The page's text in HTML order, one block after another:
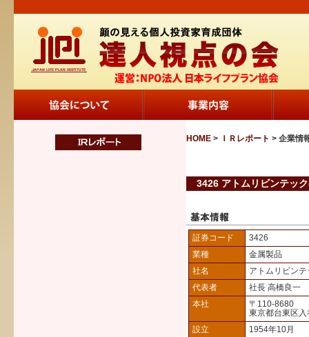
HOME > ＩＲレポート > 企業情
3426 アトムリビンテッ
証券コード
3426
業種
金属製品
社名
アトムリビン
代表者
社長 高橋良一
本社
〒110-8680
東京都台東区
設立
1954年10月